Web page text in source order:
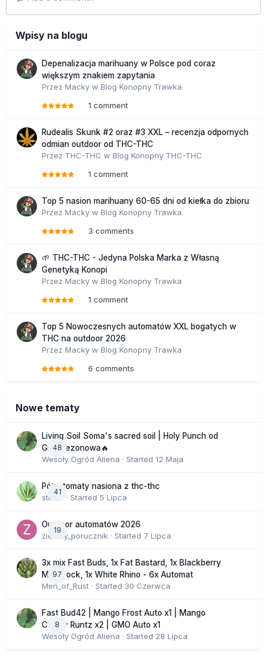
Wpisy na blogu
Depenalizacja marihuany w Polsce pod coraz
większym znakiem zapytania
Przez Macky w Blog Konopny Trawka
1 comment
Rudealis Skunk #2 oraz #3 XXL – recenzja odpornych
odmian outdoor od THC-THC
Przez THC-THC w Blog Konopny THC-THC
1 comment
Top 5 nasion marihuany 60-65 dni od kiełka do zbioru
Przez Macky w Blog Konopny Trawka
3 comments
🌱 THC-THC - Jedyna Polska Marka z Własną
Genetyką Konopi
Przez Macky w Blog Konopny Trawka
1 comment
Top 5 Nowoczesnych automatów XXL bogatych w
THC na outdoor 2026
Przez Macky w Blog Konopny Trawka
6 comments
Nowe tematy
48
Living Soil Soma's sacred soil | Holy Punch od
GHS sezonowa🔥
Wesoły Ogród Aliena · Started 12 Maja
41
Półautomaty nasiona z thc-thc
stix33 · Started 5 Lipca
19
Outdoor automatów 2026
zielony_porucznik · Started 7 Lipca
97
3x mix Fast Buds, 1x Fat Bastard, 1x Blackberry
Moonrock, 1x White Rhino - 6x Automat
Men_of_Rust · Started 30 Czerwca
8
Fast Bud42 | Mango Frost Auto x1 | Mango
Cherry Runtz x2 | GMO Auto x1
Wesoły Ogród Aliena · Started 28 Lipca